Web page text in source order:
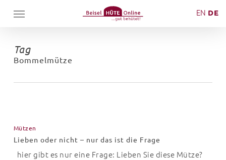
Menu
Tag
Bommelmütze
nicht
–
nur
Mützen
Lieben oder nicht – nur das ist die Frage
hier gibt es nur eine Frage: Lieben Sie diese Mütze?
EN DE